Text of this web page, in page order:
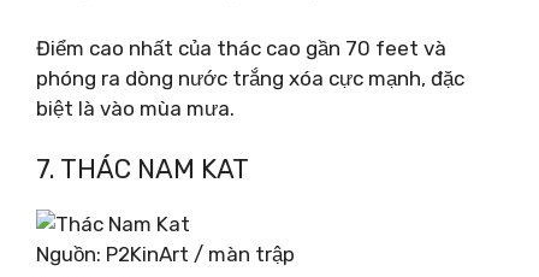
Điểm cao nhất của thác cao gần 70 feet và
phóng ra dòng nước trắng xóa cực mạnh, đặc
biệt là vào mùa mưa.
7. THÁC NAM KAT
Nguồn: P2KinArt / màn trập